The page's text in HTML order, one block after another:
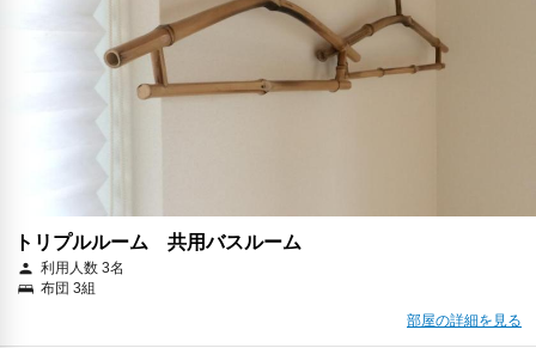
トリプルルーム 共用バスルーム
利用人数 3名
布団 3組
部屋の詳細を見る